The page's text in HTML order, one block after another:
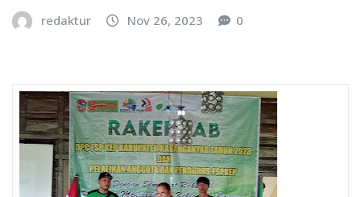
redaktur Nov 26, 2023 0